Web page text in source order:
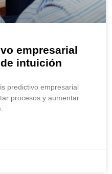
empresarial
intuición
predictivo empresarial
procesos y aumentar